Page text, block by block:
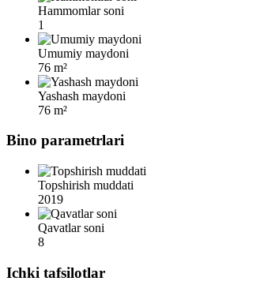
Hammomlar soni
1
Umumiy maydoni
76 m²
Yashash maydoni
76 m²
Bino parametrlari
Topshirish muddati
2019
Qavatlar soni
8
Ichki tafsilotlar